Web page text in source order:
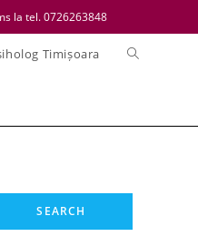
la tel. 0726263848
Timișoara
Toggle
SEARCH